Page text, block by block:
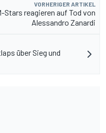
VORHERIGER ARTIKEL
Stars reagieren auf Tod von
Alessandro Zanardi
über Sieg und